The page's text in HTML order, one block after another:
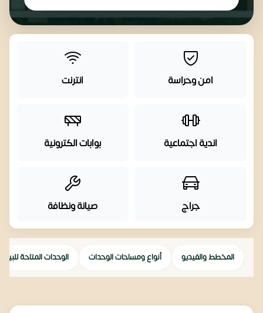
امن وحراسة انترنت
اندية اجتماعية بوابات الكترونية
جراج صيانة ونظافة
المخطط والفيديو أنواع ومساحات الوحدات الوحدات المتاحة للبيع